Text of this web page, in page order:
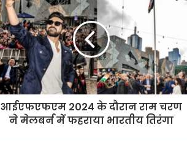
आईएफएफएम 2024 के दौरान राम चरण
ने मेलबर्न में फहराया भारतीय तिरंगा